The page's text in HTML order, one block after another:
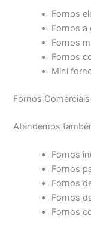
Fornos
Fornos a
Fornos
Fornos
Mini
Fornos Comerciais
Atendemos
Fornos
Fornos
Fornos
Fornos
Fornos